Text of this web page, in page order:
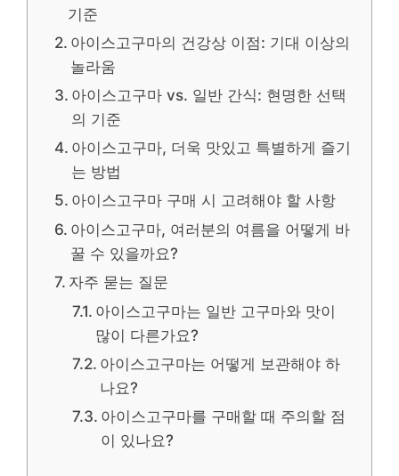
기준
아이스고구마의 건강상 이점: 기대 이상의
놀라움
아이스고구마 vs. 일반 간식: 현명한 선택
의 기준
아이스고구마, 더욱 맛있고 특별하게 즐기
는 방법
아이스고구마 구매 시 고려해야 할 사항
아이스고구마, 여러분의 여름을 어떻게 바
꿀 수 있을까요?
자주 묻는 질문
아이스고구마는 일반 고구마와 맛이
많이 다른가요?
아이스고구마는 어떻게 보관해야 하
나요?
아이스고구마를 구매할 때 주의할 점
이 있나요?